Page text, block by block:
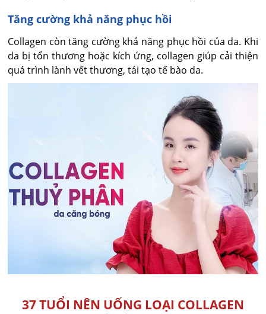
Tăng cường khả năng phục hồi
Collagen còn tăng cường khả năng phục hồi của da. Khi
da bị tổn thương hoặc kích ứng, collagen giúp cải thiện
quá trình lành vết thương, tái tạo tế bào da.
37 TUỔI NÊN UỐNG LOẠI COLLAGEN